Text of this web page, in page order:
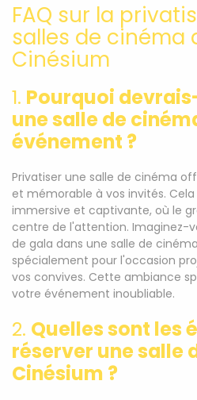
FAQ sur la
salles de cinéma
Cinésium
1. Pourquoi
une salle de
événement ?
Privatiser une salle de cinéma
et mémorable à vos invités.
immersive et captivante, où le
centre de l'attention. Imaginez-
de gala dans une salle de
spécialement pour l'occasion
vos convives. Cette ambiance
votre événement inoubliable.
2. Quelles sont les
réserver une salle
Cinésium ?